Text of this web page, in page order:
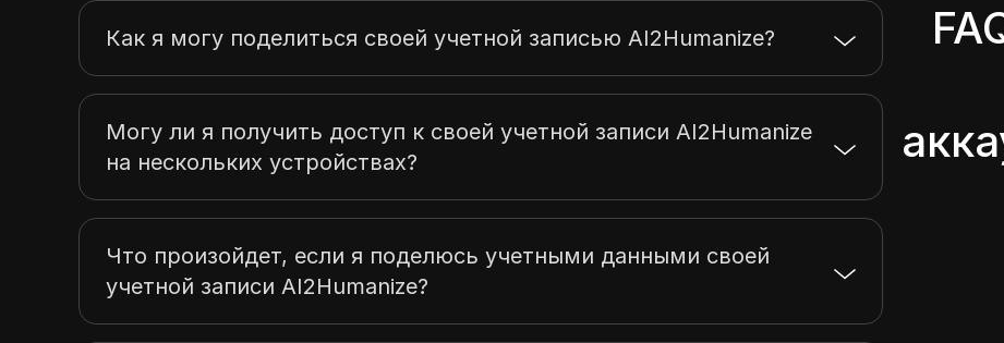
Как я могу поделиться своей учетной записью AI2Humanize?
Могу ли я получить доступ к своей учетной записи AI2Humanize
на нескольких устройствах?
Что произойдет, если я поделюсь учетными данными своей
учетной записи AI2Humanize?